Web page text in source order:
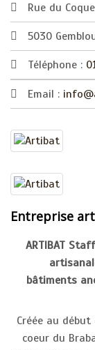
Rue du
5030
Téléphone :
Email :
Entreprise
ARTIBAT
bâtiments
Créée au
coeur du